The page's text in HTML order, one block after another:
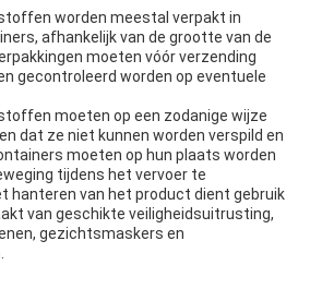
worden meestal verpakt in
afhankelijk van de grootte van de
moeten vóór verzending
gecontroleerd worden op eventuele
moeten op een zodanige wijze
dat ze niet kunnen worden verspild en
moeten op hun plaats worden
tijdens het vervoer te
hanteren van het product dient gebruik
van geschikte veiligheidsuitrusting,
gezichtsmaskers en